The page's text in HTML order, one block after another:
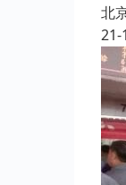
北
21-